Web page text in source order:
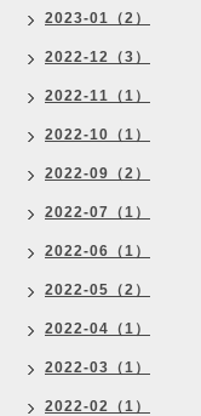
2023-01（2）
2022-12（3）
2022-11（1）
2022-10（1）
2022-09（2）
2022-07（1）
2022-06（1）
2022-05（2）
2022-04（1）
2022-03（1）
2022-02（1）